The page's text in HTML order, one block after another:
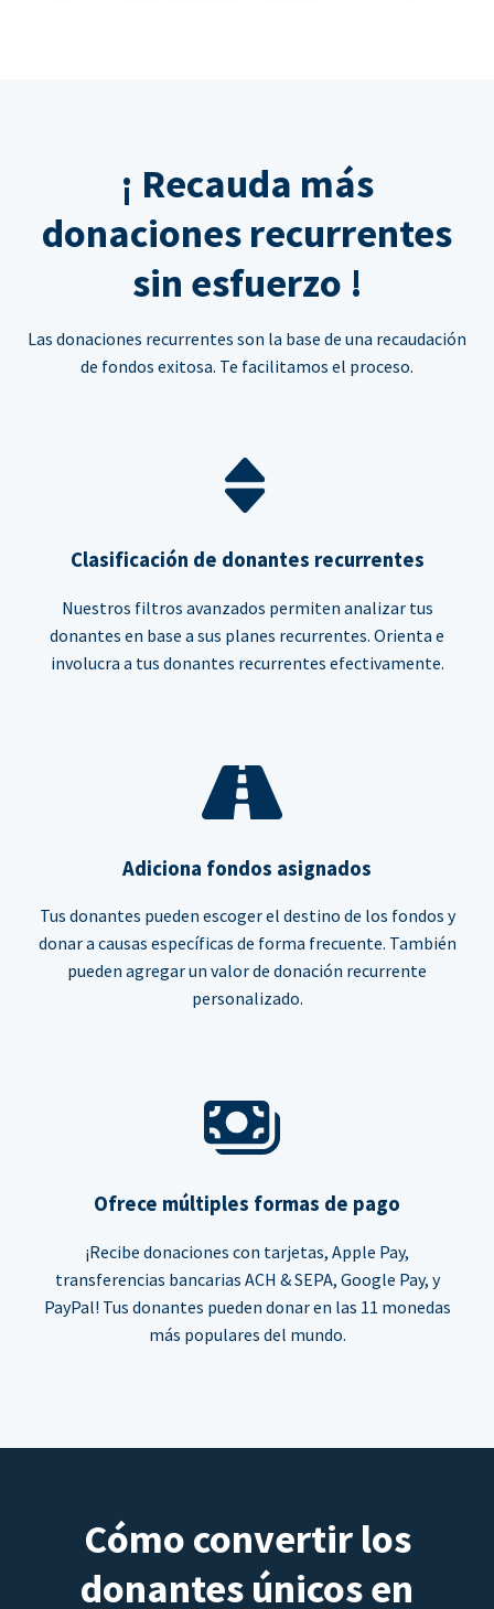
¡ Recauda más
donaciones recurrentes
sin esfuerzo !
Las donaciones recurrentes son la base de una recaudación
de fondos exitosa. Te facilitamos el proceso.
Clasificación de donantes recurrentes
Nuestros filtros avanzados permiten analizar tus
donantes en base a sus planes recurrentes. Orienta e
involucra a tus donantes recurrentes efectivamente.
Adiciona fondos asignados
Tus donantes pueden escoger el destino de los fondos y
donar a causas específicas de forma frecuente. También
pueden agregar un valor de donación recurrente
personalizado.
Ofrece múltiples formas de pago
¡Recibe donaciones con tarjetas, Apple Pay,
transferencias bancarias ACH & SEPA, Google Pay, y
PayPal! Tus donantes pueden donar en las 11 monedas
más populares del mundo.
Cómo convertir los
donantes únicos en